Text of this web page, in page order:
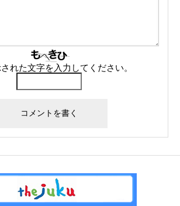
された文字を入力してください。